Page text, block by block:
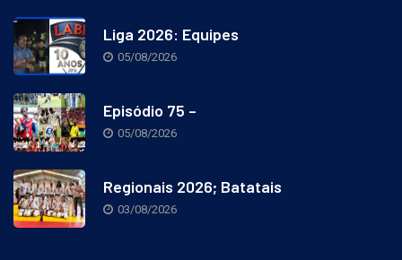
Liga 2026: Equipes
05/08/2026
Episódio 75 –
05/08/2026
Regionais 2026; Batatais
03/08/2026